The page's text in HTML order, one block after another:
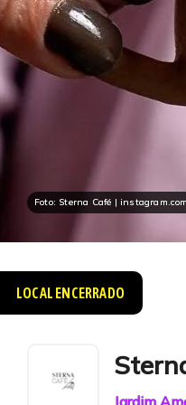
Foto: Sterna Café |
LOCAL ENCERRADO
Jardim